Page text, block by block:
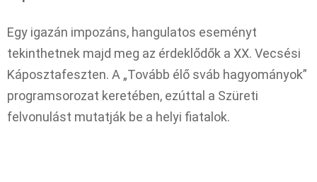
Egy igazán impozáns, hangulatos eseményt
tekinthetnek majd meg az érdeklődők a XX. Vecsési
Káposztafeszten. A „Tovább élő sváb hagyományok”
programsorozat keretében, ezúttal a Szüreti
felvonulást mutatják be a helyi fiatalok.